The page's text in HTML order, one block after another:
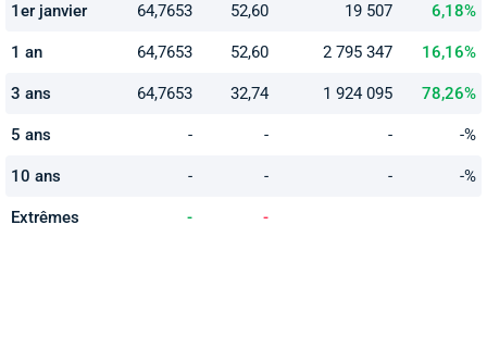
1er janvier 64,7653 52,60 19 507 6,18%
1 an 64,7653 52,60 2 795 347 16,16%
3 ans 64,7653 32,74 1 924 095 78,26%
5 ans - - - -%
10 ans - - - -%
Extrêmes - -